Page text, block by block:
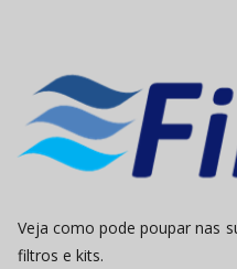
Veja como pode poupar nas
filtros e kits.